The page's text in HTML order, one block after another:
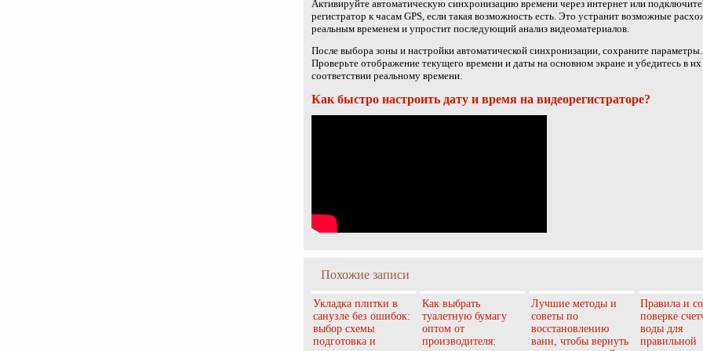
Активируйте автоматическую синхронизацию времени через интернет или подключите
регистратор к часам GPS, если такая возможность есть. Это устранит возможные
реальным временем и упростит последующий анализ видеоматериалов.
После выбора зоны и настройки автоматической синхронизации, сохраните параметры.
Проверьте отображение текущего времени и даты на основном экране и убедитесь в их
соответствии реальному времени.
Как быстро настроить дату и время на видеорегистраторе?
Похожие записи
Укладка плитки в
санузле без ошибок:
выбор схемы
подготовка и
Как выбрать
туалетную бумагу
оптом от
производителя:
Лучшие методы и
советы по
восстановлению
ванн, чтобы вернуть
Правила и
поверке
воды для
правильной